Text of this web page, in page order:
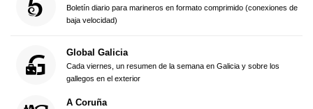
Boletín diario para marineros en formato comprimido (conexiones de
baja velocidad)
Global Galicia
Cada viernes, un resumen de la semana en Galicia y sobre los
gallegos en el exterior
A Coruña